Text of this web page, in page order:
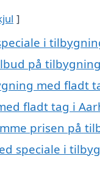
i
på
med fladt
fladt tag i
prisen på
speciale i